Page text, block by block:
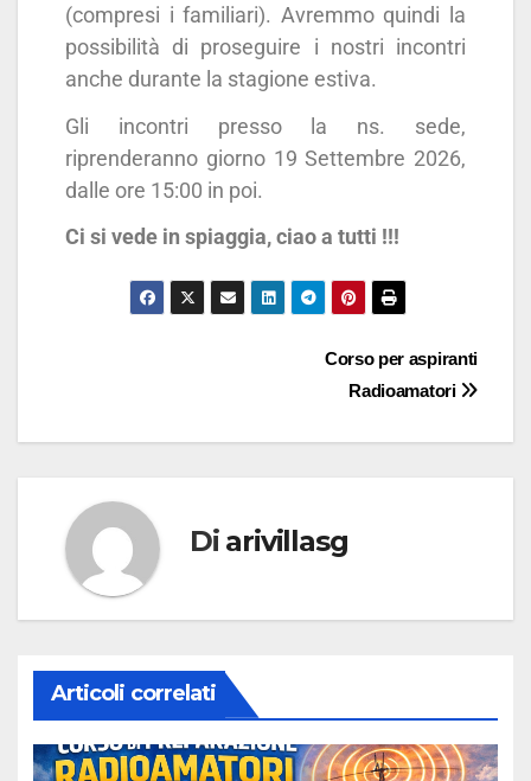
(compresi i familiari). Avremmo quindi la
possibilità di proseguire i nostri incontri
anche durante la stagione estiva.
Gli incontri presso la ns. sede,
riprenderanno giorno 19 Settembre 2026,
dalle ore 15:00 in poi.
Ci si vede in spiaggia, ciao a tutti !!!
Corso per aspiranti
Radioamatori
Di arivillasg
Articoli correlati